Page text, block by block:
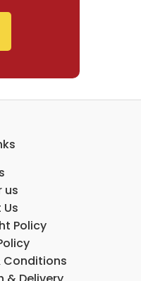
us
Policy
Conditions